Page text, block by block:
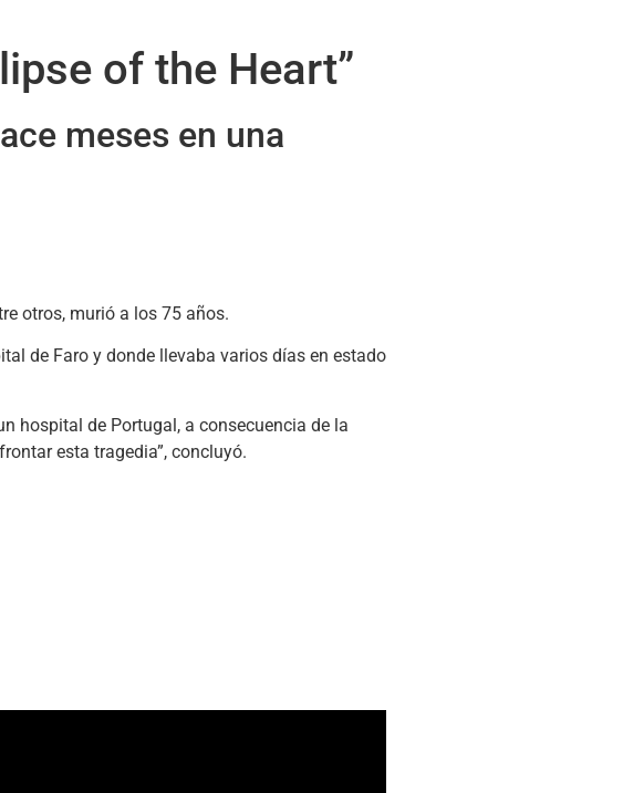
of the Heart”
meses en una
otros, murió a los 75 años.
de Faro y donde llevaba varios días en estado
hospital de Portugal, a consecuencia de la
esta tragedia”, concluyó.